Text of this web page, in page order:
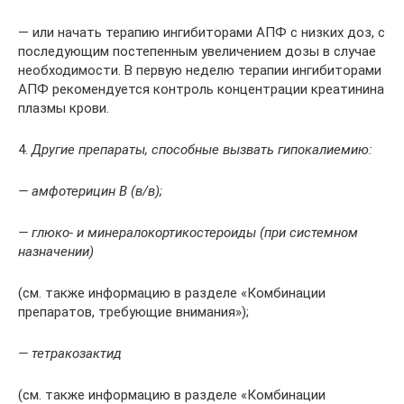
— или начать терапию ингибиторами АПФ с низких доз, с
последующим постепенным увеличением дозы в случае
необходимости. В первую неделю терапии ингибиторами
АПФ рекомендуется контроль концентрации креатинина
плазмы крови.
4.Другие препараты, способные вызвать гипокалиемию:
— амфотерицин В (в/в);
— глюко- и минералокортикостероиды (при системном
назначении)
(см. также информацию в разделе «Комбинации
препаратов, требующие внимания»);
— тетракозактид
(см. также информацию в разделе «Комбинации